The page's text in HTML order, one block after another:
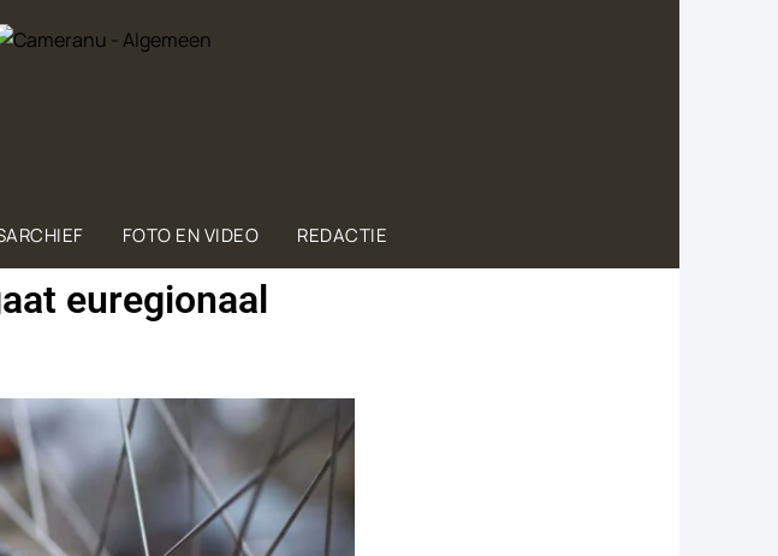
FOTO EN VIDEO REDACTIE
eu­re­gi­o­naal